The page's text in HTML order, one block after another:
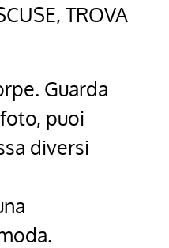
TROVA
Guarda
puoi
diversi